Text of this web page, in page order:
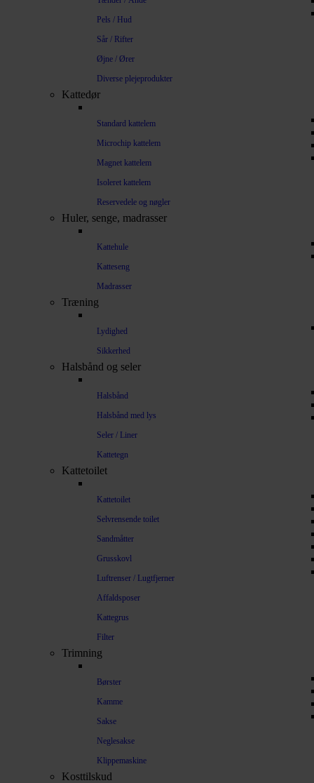
Pels / Hud
Sår / Rifter
Øjne / Ører
Diverse plejeprodukter
Kattedør
Standard kattelem
Microchip kattelem
Magnet kattelem
Isoleret kattelem
Reservedele og nøgler
Huler, senge, madrasser
Kattehule
Katteseng
Madrasser
Træning
Lydighed
Sikkerhed
Halsbånd og seler
Halsbånd
Halsbånd med lys
Seler / Liner
Kattetegn
Kattetoilet
Kattetoilet
Selvrensende toilet
Sandmåtter
Grusskovl
Luftrenser / Lugtfjerner
Affaldsposer
Kattegrus
Filter
Trimning
Børster
Kamme
Sakse
Neglesakse
Klippemaskine
Kosttilskud